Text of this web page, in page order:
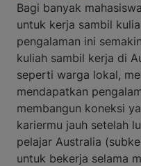
Bagi banyak
untuk kerja sambil
pengalaman ini
kuliah sambil kerja di
seperti warga lokal,
mendapatkan
membangun koneksi
kariermu jauh setelah
pelajar Australia
untuk bekerja selama